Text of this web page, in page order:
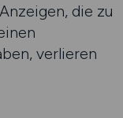
die zu
verlieren